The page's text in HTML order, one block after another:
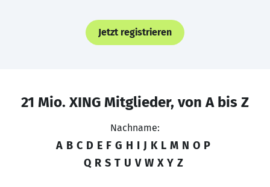
Jetzt registrieren
21 Mio. XING Mitglieder, von A bis Z
Nachname:
A B C D E F G H I J K L M N O P
Q R S T U V W X Y Z